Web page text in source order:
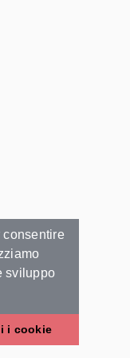
sviluppo
i cookie